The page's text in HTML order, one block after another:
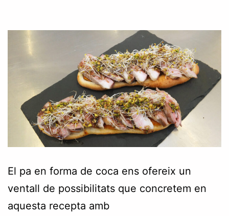
El pa en forma de coca ens ofereix un
ventall de possibilitats que concretem en
aquesta recepta amb